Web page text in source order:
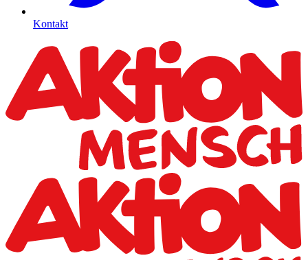
Kontakt